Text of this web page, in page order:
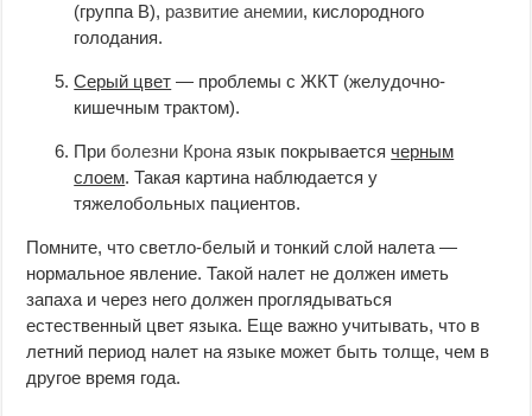
(группа В), развитие анемии, кислородного
голодания.
Серый цвет — проблемы с ЖКТ (желудочно-
кишечным трактом).
При болезни Крона язык покрывается черным
слоем. Такая картина наблюдается у
тяжелобольных пациентов.
Помните, что светло-белый и тонкий слой налета —
нормальное явление. Такой налет не должен иметь
запаха и через него должен проглядываться
естественный цвет языка. Еще важно учитывать, что в
летний период налет на языке может быть толще, чем в
другое время года.